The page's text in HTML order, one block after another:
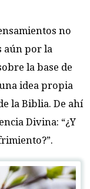
no
aún por la
la base de
idea propia
la Biblia. De ahí
Divina: “¿Y